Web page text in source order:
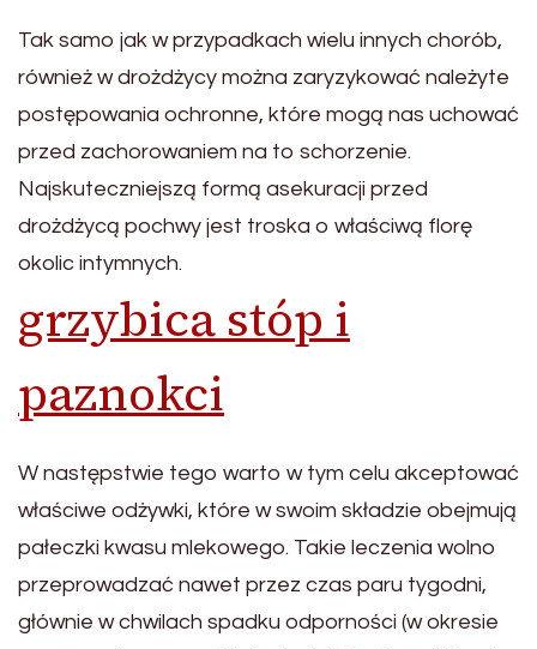
Tak samo jak w przypadkach wielu innych chorób,
również w drożdżycy można zaryzykować należyte
postępowania ochronne, które mogą nas uchować
przed zachorowaniem na to schorzenie.
Najskuteczniejszą formą asekuracji przed
drożdżycą pochwy jest troska o właściwą florę
okolic intymnych.
grzybica stóp i
paznokci
W następstwie tego warto w tym celu akceptować
właściwe odżywki, które w swoim składzie obejmują
pałeczki kwasu mlekowego. Takie leczenia wolno
przeprowadzać nawet przez czas paru tygodni,
głównie w chwilach spadku odporności (w okresie